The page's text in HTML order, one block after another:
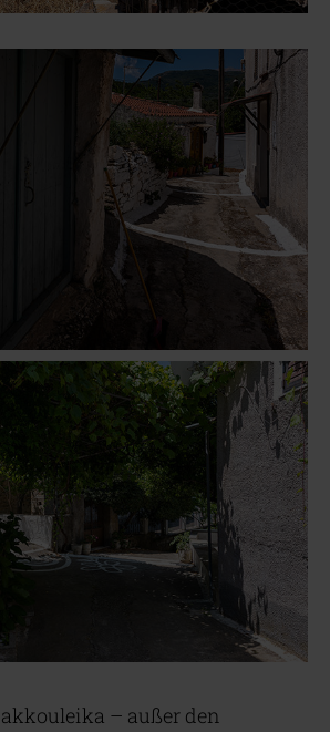
– außer den